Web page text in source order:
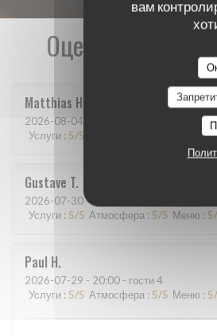
вам
Оценки наших
Matthias H
2026-08-04
Услуги : 5/5 :5
Gustave T
2026-07-30- 12:15 - гости 7
Услуги : 5/5 Атмосфера : 5/5 Меню : 5
Paul H
2026-07-29 - 20:00 - гости 4
Услуги : 5/5 Атмосфера : 5/5 Меню : 5